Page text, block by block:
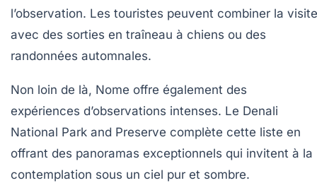
l’observation. Les touristes peuvent combiner la visite
avec des sorties en traîneau à chiens ou des
randonnées automnales.
Non loin de là, Nome offre également des
expériences d’observations intenses. Le Denali
National Park and Preserve complète cette liste en
offrant des panoramas exceptionnels qui invitent à la
contemplation sous un ciel pur et sombre.